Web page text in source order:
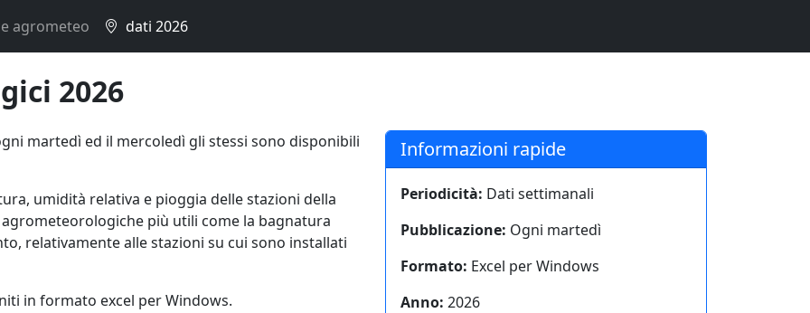
agrometeo dati 2026
2026
martedì ed il mercoledì gli stessi sono disponibili
umidità relativa e pioggia delle stazioni della
più utili come la bagnatura
relativamente alle stazioni su cui sono installati
in formato excel per Windows.
Informazioni rapide
Periodicità: Dati settimanali
Pubblicazione: Ogni martedì
Formato: Excel per Windows
Anno: 2026